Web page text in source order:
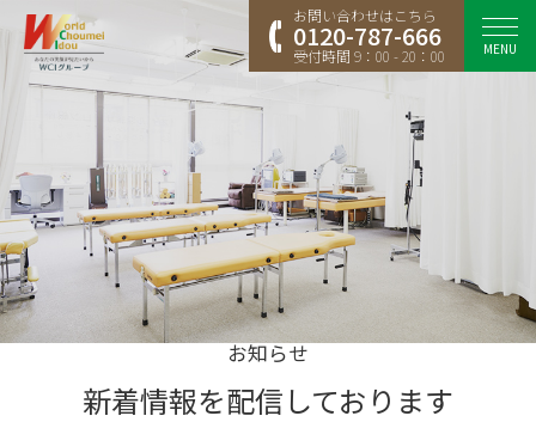
お問い合わせはこちら
0120-787-666
受付時間 9：00 - 20：00 MENU
お知らせ
新着情報を配信しております